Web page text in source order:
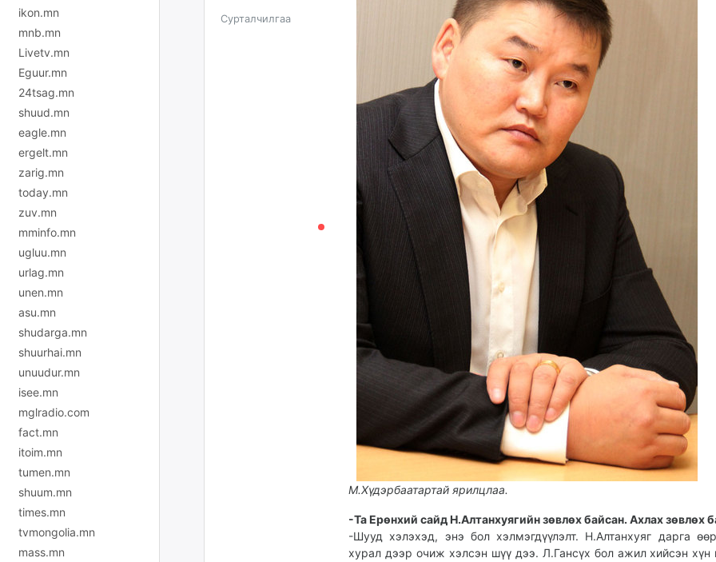
ikon.mn
mnb.mn
Livetv.mn
Eguur.mn
24tsag.mn
shuud.mn
eagle.mn
ergelt.mn
zarig.mn
today.mn
zuv.mn
mminfo.mn
ugluu.mn
urlag.mn
unen.mn
asu.mn
shudarga.mn
shuurhai.mn
unuudur.mn
isee.mn
mglradio.com
fact.mn
itoim.mn
tumen.mn
shuum.mn
times.mn
tvmongolia.mn
mass.mn
Сурталчилгаа
М.Хүдэрбаатартай ярилцлаа.
-ТаЕрөнхий сайдН.Алтанхуягийнзөвлөхбайсан. Ахлахзөвлөх
-Шууд хэлэхэд, энэ бол хэлмэгдүүлэлт. Н.Алтанхуяг дарга
хурал дээр очиж хэлсэн шүү дээ. Л.Гансүх бол ажил хийсэн хүн